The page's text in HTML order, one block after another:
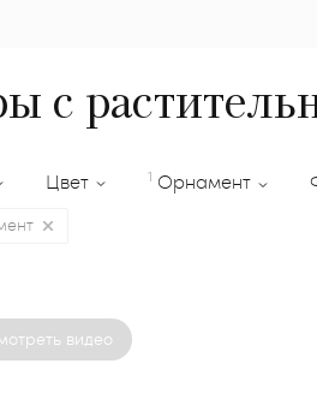
с
Цвет 1 Орнамент
видео